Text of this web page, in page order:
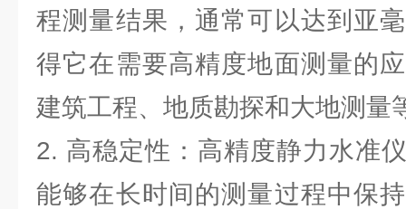
程测量结果，通常可以达到亚
得它在需要高精度地面测量的
建筑工程、地质勘探和大地测量
2. 高稳定性：高精度静力水准
能够在长时间的测量过程中保